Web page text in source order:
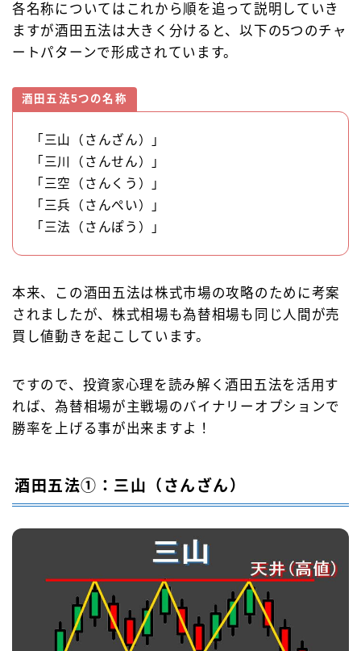
各名称についてはこれから順を追って説明していき
ますが酒田五法は大きく分けると、以下の5つのチャ
ートパターンで形成されています。
酒田五法5つの名称
「三山（さんざん）」
「三川（さんせん）」
「三空（さんくう）」
「三兵（さんぺい）」
「三法（さんぽう）」
本来、この酒田五法は株式市場の攻略のために考案
されましたが、株式相場も為替相場も同じ人間が売
買し値動きを起こしています。
ですので、投資家心理を読み解く酒田五法を活用す
れば、為替相場が主戦場のバイナリーオプションで
勝率を上げる事が出来ますよ！
酒田五法①：三山（さんざん）